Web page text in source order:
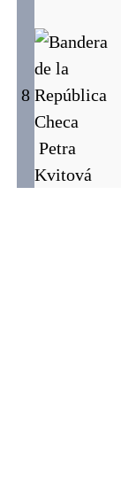
8
Petra
Kvitová